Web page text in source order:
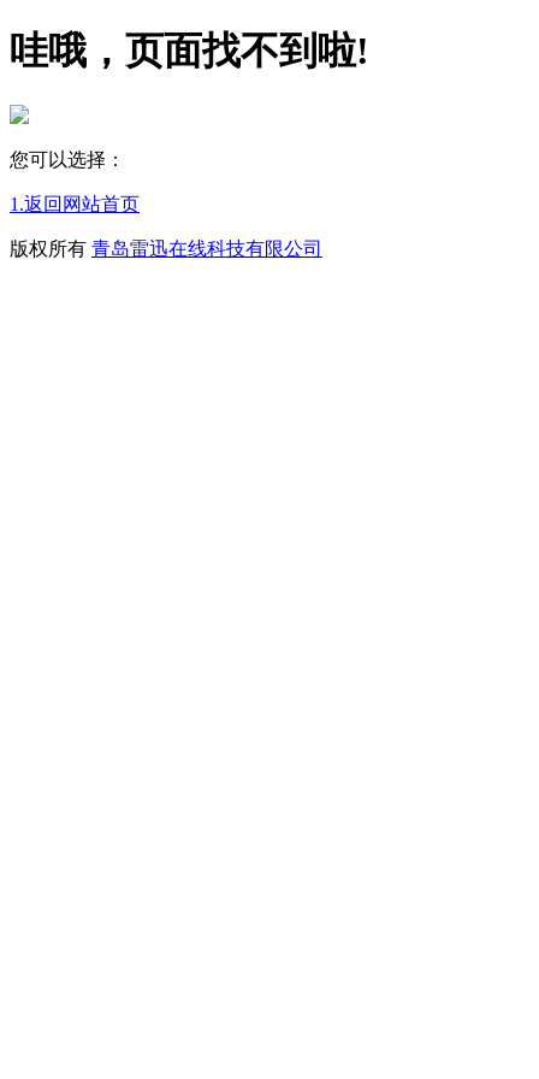
哇哦，页面找不到啦!
您可以选择：
1.返回网站首页
版权所有 青岛雷迅在线科技有限公司